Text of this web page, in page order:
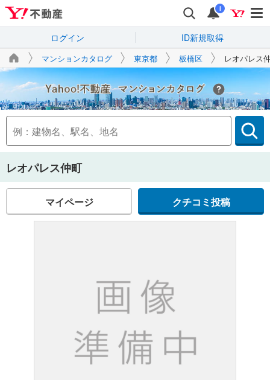
i
ログイン ID新規取得
マンションカタログ 東京都 板橋区 レオパレス
Yahoo!不動産
レオパレス仲町
マイページ クチコミ投稿